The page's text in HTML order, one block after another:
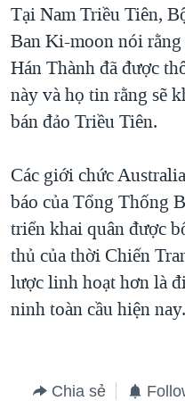
Tại Nam Triều Tiên,
Ban Ki-moon nói
Hán Thành đã được
này và họ tin rằng sẽ
bán đảo Triều Tiên.
Các giới chức
báo của Tổng Thống
triển khai quân được
thủ của thời Chiến
lược linh hoạt hơn là
ninh toàn cầu hiện nay.
Chia sẻ